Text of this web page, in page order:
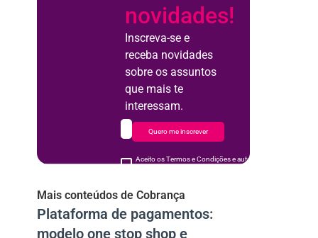
novidades!
Inscreva-se e
receba novidades
sobre os assuntos
que mais te
interessam.
Aceito os Termos e Condições e autorizo o uso de meus
Quero me inscrever
Mais conteúdos de Cobrança
Plataforma de pagamentos:
modelo one stop shop e